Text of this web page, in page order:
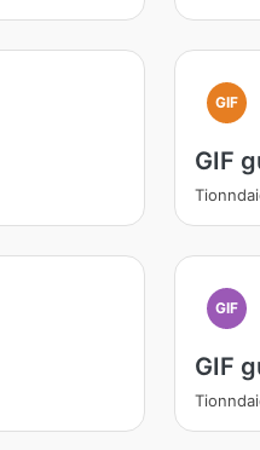
GIF
GIF
GIF
GIF